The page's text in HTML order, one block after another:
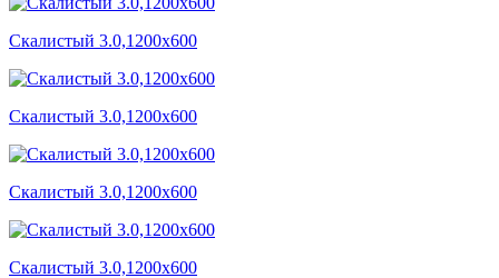
Скалистый 3.0,1200x600
Скалистый 3.0,1200x600
Скалистый 3.0,1200x600
Скалистый 3.0,1200x600